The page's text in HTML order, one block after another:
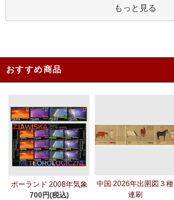
もっと見る
おすすめ商品
ポーランド 2008年気象
700円(税込)
中国 2026年出圉図３種
連刷